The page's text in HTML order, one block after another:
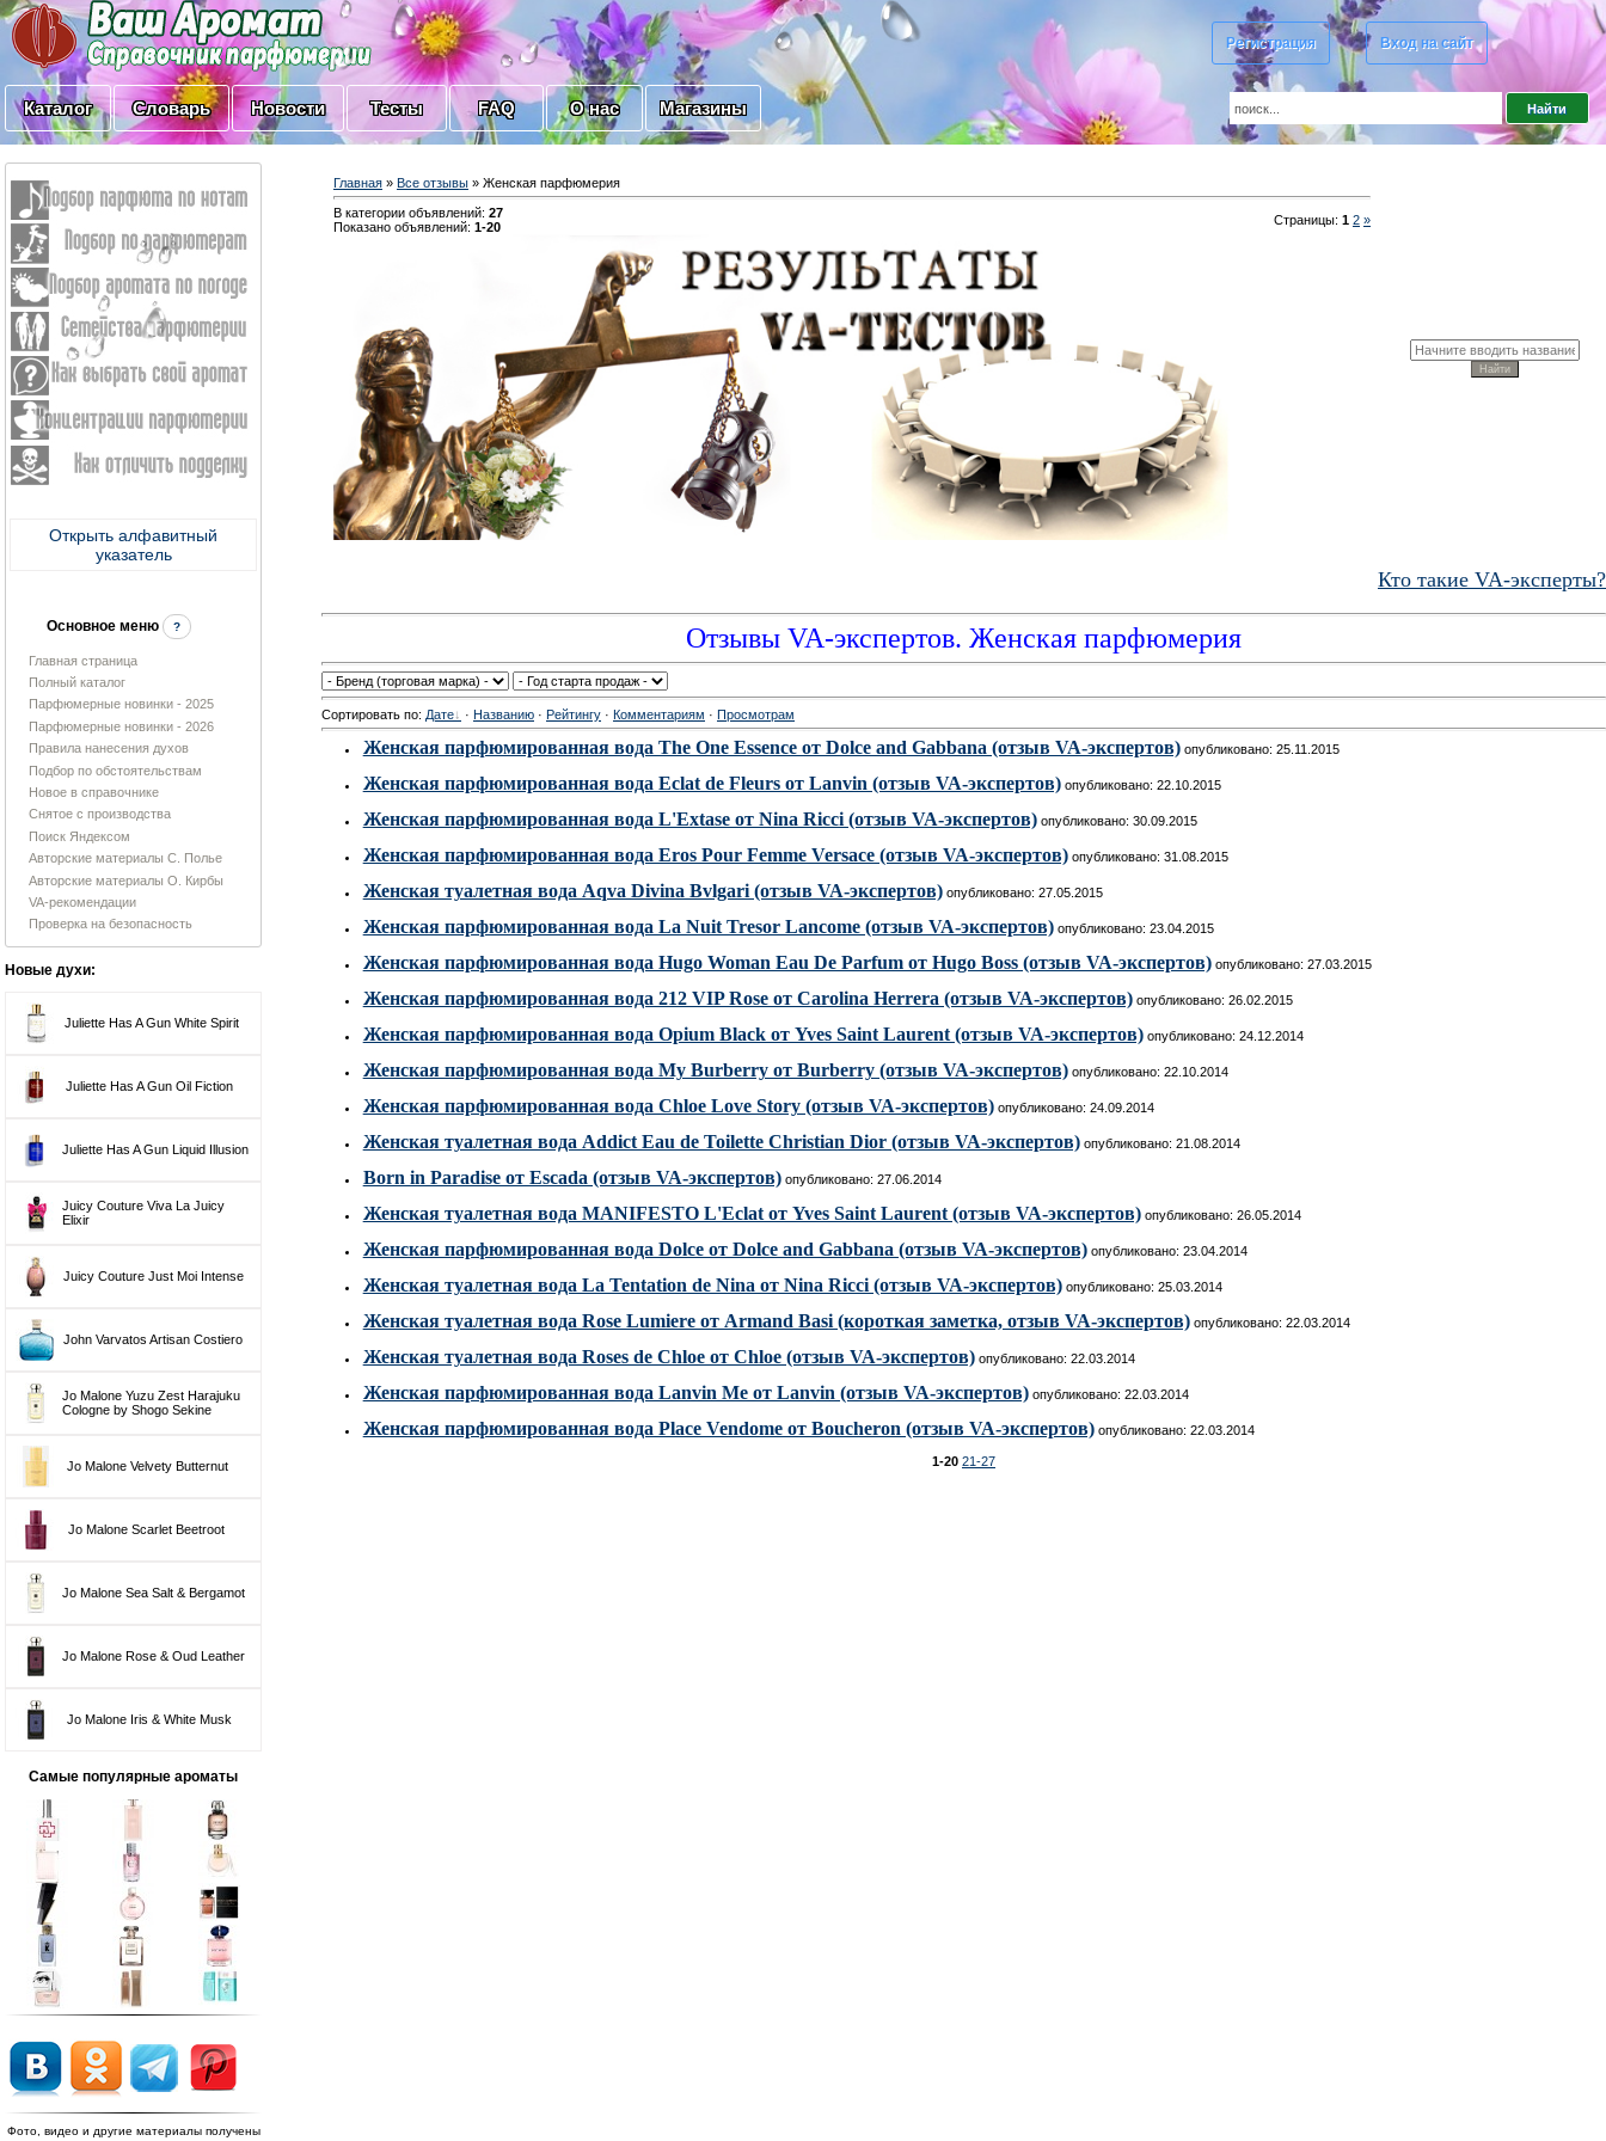
Регистрация Вход на сайт
Каталог Словарь Новости Тесты FAQ О нас Магазины
Открыть алфавитный
указатель
Основное меню ?
Главная страница
Полный каталог
Парфюмерные новинки - 2025
Парфюмерные новинки - 2026
Правила нанесения духов
Подбор по обстоятельствам
Новое в справочнике
Снятое с производства
Поиск Яндексом
Авторские материалы С. Полье
Авторские материалы О. Кирбы
VA-рекомендации
Проверка на безопасность
Новые духи:
Juliette Has A Gun White Spirit
Juliette Has A Gun Oil Fiction
Juliette Has A Gun Liquid Illusion
Juicy Couture Viva La Juicy
Elixir
Juicy Couture Just Moi Intense
John Varvatos Artisan Costiero
Jo Malone Yuzu Zest Harajuku
Cologne by Shogo Sekine
Jo Malone Velvety Butternut
Jo Malone Scarlet Beetroot
Jo Malone Sea Salt & Bergamot
Jo Malone Rose & Oud Leather
Jo Malone Iris & White Musk
Самые популярные ароматы
Фото, видео и другие материалы получены
Главная » Все отзывы » Женская парфюмерия
В категории объявлений: 27
Показано объявлений: 1-20 Страницы: 1 2 »
Кто такие VA-эксперты?
Отзывы VA-экспертов. Женская парфюмерия
Сортировать по: Дате · Названию · Рейтингу · Комментариям · Просмотрам
Женская парфюмированная вода The One Essence от Dolce and Gabbana (отзыв VA-экспертов)опубликовано: 25.11.2015
Женская парфюмированная вода Eclat de Fleurs от Lanvin (отзыв VA-экспертов)опубликовано: 22.10.2015
Женская парфюмированная вода L'Extase от Nina Ricci (отзыв VA-экспертов)опубликовано: 30.09.2015
Женская парфюмированная вода Eros Pour Femme Versace (отзыв VA-экспертов)опубликовано: 31.08.2015
Женская туалетная вода Aqva Divina Bvlgari (отзыв VA-экспертов)опубликовано: 27.05.2015
Женская парфюмированная вода La Nuit Tresor Lancome (отзыв VA-экспертов)опубликовано: 23.04.2015
Женская парфюмированная вода Hugo Woman Eau De Parfum от Hugo Boss (отзыв VA-экспертов)опубликовано: 27.03.2015
Женская парфюмированная вода 212 VIP Rose от Carolina Herrera (отзыв VA-экспертов)опубликовано: 26.02.2015
Женская парфюмированная вода Opium Black от Yves Saint Laurent (отзыв VA-экспертов)опубликовано: 24.12.2014
Женская парфюмированная вода My Burberry от Burberry (отзыв VA-экспертов)опубликовано: 22.10.2014
Женская парфюмированная вода Chloe Love Story (отзыв VA-экспертов)опубликовано: 24.09.2014
Женская туалетная вода Addict Eau de Toilette Christian Dior (отзыв VA-экспертов)опубликовано: 21.08.2014
Born in Paradise от Escada (отзыв VA-экспертов)опубликовано: 27.06.2014
Женская туалетная вода MANIFESTO L'Eclat от Yves Saint Laurent (отзыв VA-экспертов)опубликовано: 26.05.2014
Женская парфюмированная вода Dolce от Dolce and Gabbana (отзыв VA-экспертов)опубликовано: 23.04.2014
Женская туалетная вода La Tentation de Nina от Nina Ricci (отзыв VA-экспертов)опубликовано: 25.03.2014
Женская туалетная вода Rose Lumiere от Armand Basi (короткая заметка, отзыв VA-экспертов)опубликовано: 22.03.2014
Женская туалетная вода Roses de Chloe от Chloe (отзыв VA-экспертов)опубликовано: 22.03.2014
Женская парфюмированная вода Lanvin Me от Lanvin (отзыв VA-экспертов)опубликовано: 22.03.2014
Женская парфюмированная вода Place Vendome от Boucheron (отзыв VA-экспертов)опубликовано: 22.03.2014
1-20 21-27